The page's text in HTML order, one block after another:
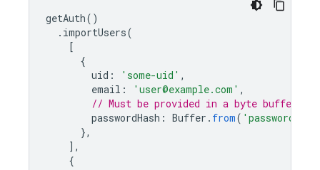
getAuth()
. importUsers(
[
{
uid : 'some-uid' ,
email : 'user@example.com' ,
// Must be provided in a byte buffer.
passwordHash : Buffer . from( 'password-
},
],
{